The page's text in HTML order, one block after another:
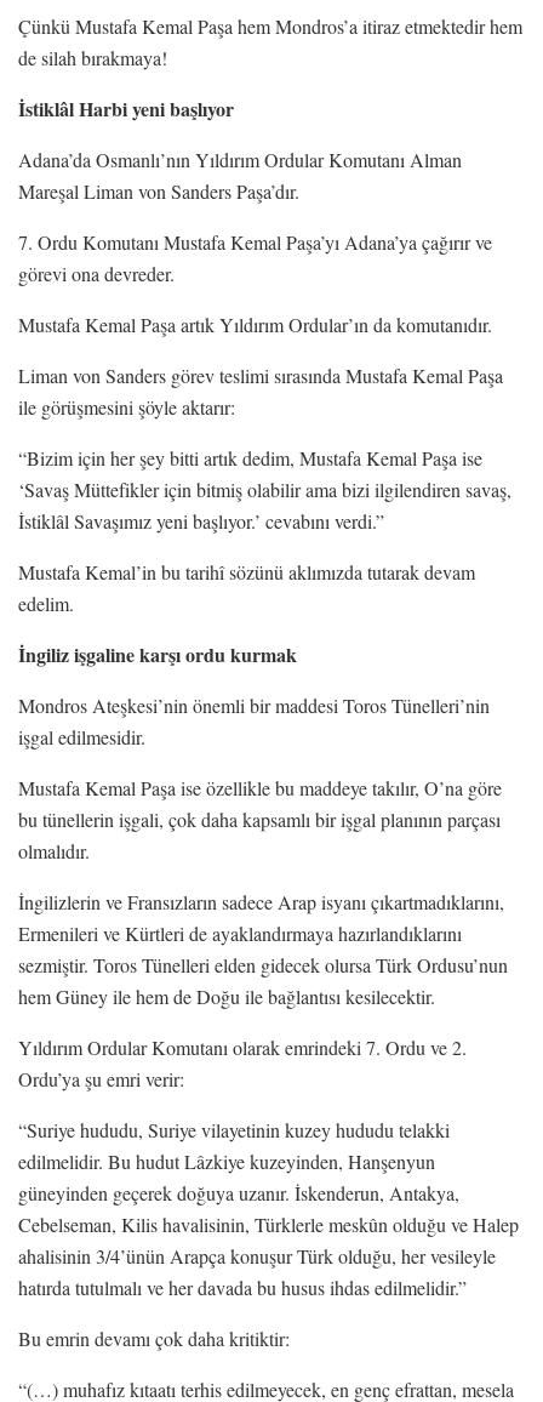
Çünkü Mustafa Kemal Paşa hem Mondros’a itiraz etmektedir hem
de silah bırakmaya!
İstiklâl Harbi yeni başlıyor
Adana’da Osmanlı’nın Yıldırım Ordular Komutanı Alman
Mareşal Liman von Sanders Paşa’dır.
7. Ordu Komutanı Mustafa Kemal Paşa’yı Adana’ya çağırır ve
görevi ona devreder.
Mustafa Kemal Paşa artık Yıldırım Ordular’ın da komutanıdır.
Liman von Sanders görev teslimi sırasında Mustafa Kemal Paşa
ile görüşmesini şöyle aktarır:
“Bizim için her şey bitti artık dedim, Mustafa Kemal Paşa ise
‘Savaş Müttefikler için bitmiş olabilir ama bizi ilgilendiren savaş,
İstiklâl Savaşımız yeni başlıyor.’ cevabını verdi.”
Mustafa Kemal’in bu tarihî sözünü aklımızda tutarak devam
edelim.
İngiliz işgaline karşı ordu kurmak
Mondros Ateşkesi’nin önemli bir maddesi Toros Tünelleri’nin
işgal edilmesidir.
Mustafa Kemal Paşa ise özellikle bu maddeye takılır, O’na göre
bu tünellerin işgali, çok daha kapsamlı bir işgal planının parçası
olmalıdır.
İngilizlerin ve Fransızların sadece Arap isyanı çıkartmadıklarını,
Ermenileri ve Kürtleri de ayaklandırmaya hazırlandıklarını
sezmiştir. Toros Tünelleri elden gidecek olursa Türk Ordusu’nun
hem Güney ile hem de Doğu ile bağlantısı kesilecektir.
Yıldırım Ordular Komutanı olarak emrindeki 7. Ordu ve 2.
Ordu’ya şu emri verir:
“Suriye hududu, Suriye vilayetinin kuzey hududu telakki
edilmelidir. Bu hudut Lâzkiye kuzeyinden, Hanşenyun
güneyinden geçerek doğuya uzanır. İskenderun, Antakya,
Cebelseman, Kilis havalisinin, Türklerle meskûn olduğu ve Halep
ahalisinin 3/4’ünün Arapça konuşur Türk olduğu, her vesileyle
hatırda tutulmalı ve her davada bu husus ihdas edilmelidir.”
Bu emrin devamı çok daha kritiktir:
“(…) muhafız kıtaatı terhis edilmeyecek, en genç efrattan, mesela